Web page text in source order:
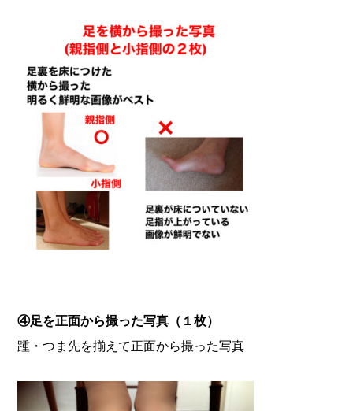
④足を正面から撮った写真（１枚）
踵・つま先を揃えて正面から撮った写真